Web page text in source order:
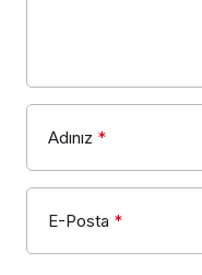
Adınız *
E-Posta *